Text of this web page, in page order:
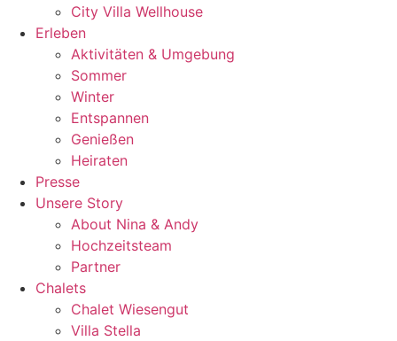
City Villa Wellhouse
Erleben
Aktivitäten & Umgebung
Sommer
Winter
Entspannen
Genießen
Heiraten
Presse
Unsere Story
About Nina & Andy
Hochzeitsteam
Partner
Chalets
Chalet Wiesengut
Villa Stella